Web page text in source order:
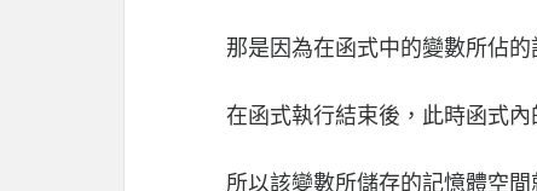
那是因為在函式中的變數所佔的
在函式執行結束後，此時函式內
所以該變數所儲存的記憶體空間